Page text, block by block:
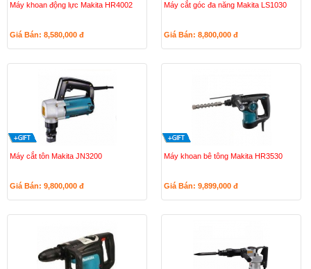
Máy khoan động lực Makita HR4002
Giá Bán: 8,580,000 đ
Máy cắt góc đa năng Makita LS1030
Giá Bán: 8,800,000 đ
Máy cắt tôn Makita JN3200
Giá Bán: 9,800,000 đ
Máy khoan bê tông Makita HR3530
Giá Bán: 9,899,000 đ